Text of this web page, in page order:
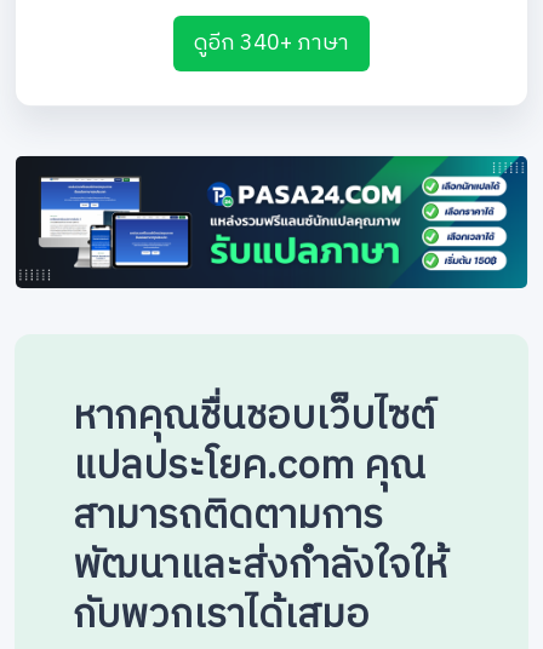
ดูอีก 340+ ภาษา
หากคุณชื่นชอบเว็บไซต์
แปลประโยค.com คุณ
สามารถติดตามการ
พัฒนาและส่งกำลังใจให้
กับพวกเราได้เสมอ